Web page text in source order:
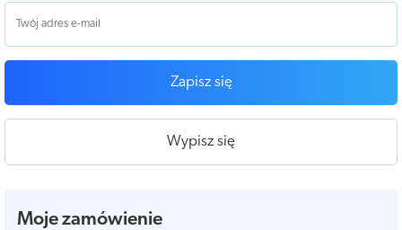
Zapisz się
Wypisz się
Moje zamówienie